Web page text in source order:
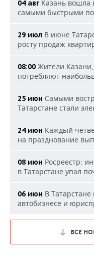
04 авг Казань вошла
самыми быстрыми
29 июл В июне
росту продаж
08:00 Жители
потребляют
25 июн Самыми
Татарстане стали
24 июн Каждый
на празднование
08 июн Росреестр:
в Татарстане упал
06 июн В
автобизнесе и
ВСЕ